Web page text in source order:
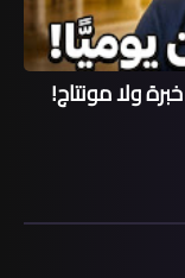
ولا مونتاج!